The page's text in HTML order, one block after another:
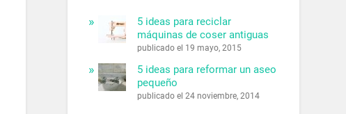
5 ideas para reciclar
máquinas de coser antiguas
publicado el 19 mayo, 2015
5 ideas para reformar un aseo
pequeño
publicado el 24 noviembre, 2014